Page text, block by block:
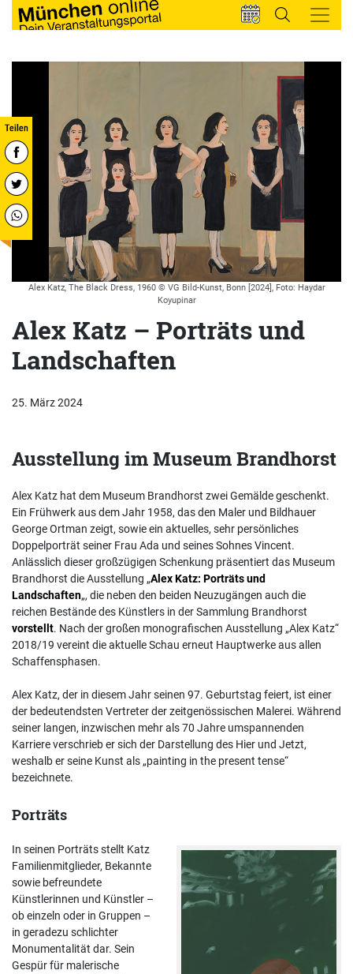
Alex Katz, The Black Dress, 1960 © VG Bild-Kunst, Bonn [2024], Foto: Haydar
Koyupinar
Alex Katz – Porträts und
Landschaften
25. März 2024
Ausstellung im Museum Brandhorst
Alex Katz hat dem Museum Brandhorst zwei Gemälde geschenkt.
Ein Frühwerk aus dem Jahr 1958, das den Maler und Bildhauer
George Ortman zeigt, sowie ein aktuelles, sehr persönliches
Doppelporträt seiner Frau Ada und seines Sohnes Vincent.
Anlässlich dieser großzügigen Schenkung präsentiert das Museum
Brandhorst die Ausstellung „Alex Katz: Porträts und
Landschaften„, die neben den beiden Neuzugängen auch die
reichen Bestände des Künstlers in der Sammlung Brandhorst
vorstellt. Nach der großen monografischen Ausstellung „Alex Katz“
2018/19 vereint die aktuelle Schau erneut Hauptwerke aus allen
Schaffensphasen.
Alex Katz, der in diesem Jahr seinen 97. Geburtstag feiert, ist einer
der bedeutendsten Vertreter der zeitgenössischen Malerei. Während
seiner langen, inzwischen mehr als 70 Jahre umspannenden
Karriere verschrieb er sich der Darstellung des Hier und Jetzt,
weshalb er seine Kunst als „painting in the present tense“
bezeichnete.
Porträts
In seinen Porträts stellt Katz
Familienmitglieder, Bekannte
sowie befreundete
Künstlerinnen und Künstler –
ob einzeln oder in Gruppen –
in geradezu schlichter
Monumentalität dar. Sein
Gespür für malerische